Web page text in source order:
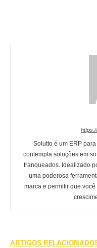
Solutto é um ERP
contempla soluções em
franqueados. Idealizado
uma poderosa
marca e permitir que
ARTIGOS